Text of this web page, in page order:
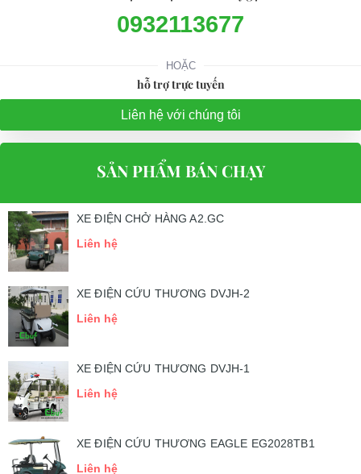
0932113677
HOẶC
hỗ trợ trực tuyến
Liên hệ với chúng tôi
SẢN PHẨM BÁN CHẠY
XE ĐIỆN CHỞ HÀNG A2.GC
Liên hệ
XE ĐIỆN CỨU THƯƠNG DVJH-2
Liên hệ
XE ĐIỆN CỨU THƯƠNG DVJH-1
Liên hệ
XE ĐIỆN CỨU THƯƠNG EAGLE EG2028TB1
Liên hệ